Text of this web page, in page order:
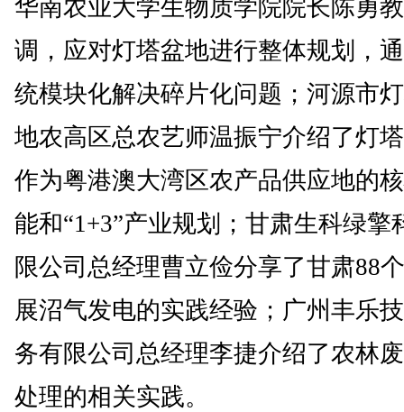
华南农业大学生物质学院院长陈勇
调，应对灯塔盆地进行整体规划，
统模块化解决碎片化问题；河源市
地农高区总农艺师温振宁介绍了灯
作为粤港澳大湾区农产品供应地的
能和“1+3”产业规划；甘肃生科绿擎
限公司总经理曹立俭分享了甘肃88
展沼气发电的实践经验；广州丰乐
务有限公司总经理李捷介绍了农林
处理的相关实践。